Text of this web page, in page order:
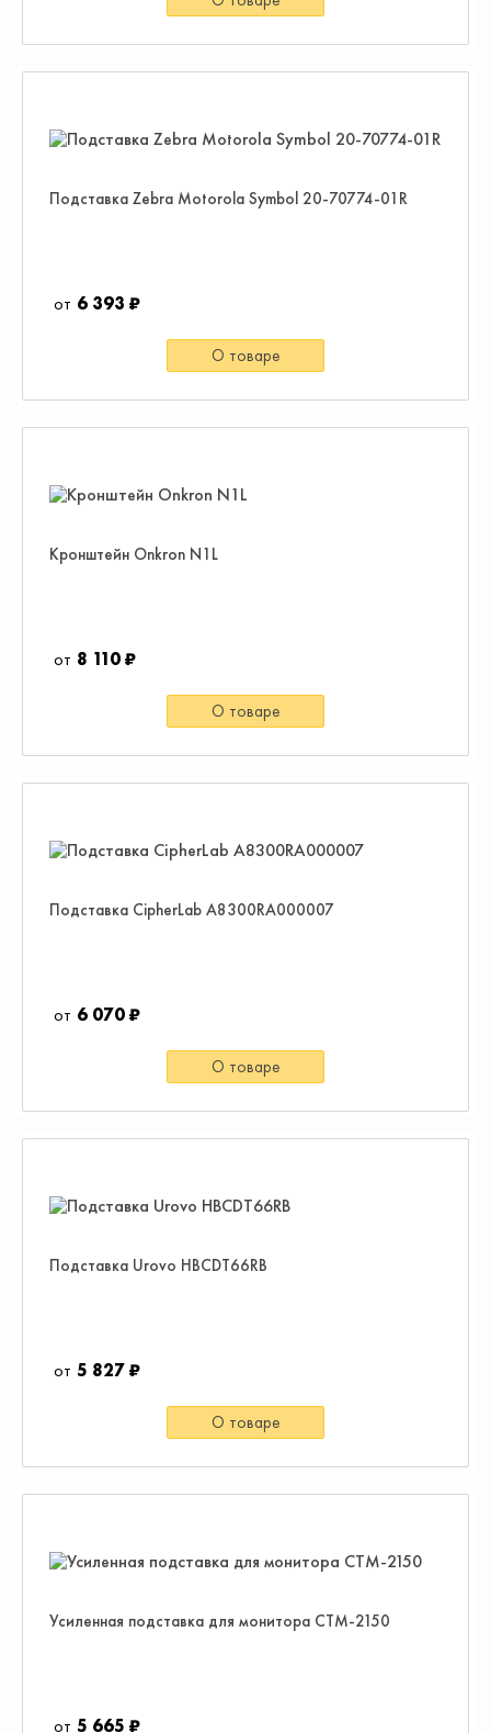
Подставка Zebra Motorola Symbol 20-70774-01R
6 393 ₽
О товаре
Кронштейн Onkron N1L
8 110 ₽
О товаре
Подставка CipherLab A8300RA000007
6 070 ₽
О товаре
Подставка Urovo HBCDT66RB
5 827 ₽
О товаре
Усиленная подставка для монитора CTM-2150
5 665 ₽